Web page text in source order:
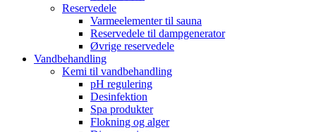
Reservedele
Varmeelementer til sauna
Reservedele til dampgenerator
Øvrige reservedele
Vandbehandling
Kemi til vandbehandling
pH regulering
Desinfektion
Spa produkter
Flokning og alger